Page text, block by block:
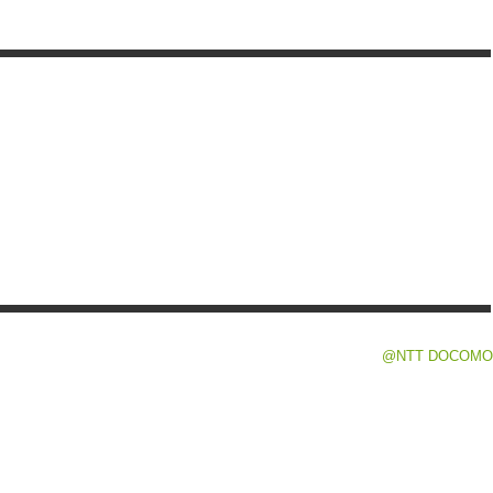
@NTT DOCOMO